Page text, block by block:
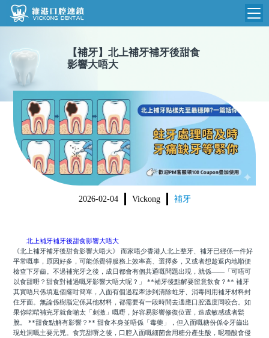
維港首頁
品牌介紹
環境設備
醫院新聞
收費標準
N
收費總表
植牙收費
根管收費
美學收費
箍牙收費
醫生團隊
門診時間
【補牙】 北上補牙補牙後甜食
影響大唔大
2026-02-04 Vickong 補牙
北上補牙補牙後甜食影響大唔大
《北上補牙補牙後甜食影響大唔大》 而家唔少香港人北上整牙、補牙已經係一件好
平常嘅事，原因好多，可能係覺得服務上效率高、選擇多，又或者想趁返內地順便
檢查下牙齒。不過補完牙之後，成日都會有個共通嘅問題出現，就係——「可唔可
以食甜嘢？甜食對補過嘅牙影響大唔大呢？」 **補牙後點解要留意飲食？** 補牙
其實唔只係填返個窿咁簡單，入面有個過程牽涉到清除蛀牙、消毒同用補牙材料封
住牙面。無論係樹脂定係其他材料，都需要有一段時間去適應口腔溫度同咬合。如
果你啱啱補完牙就食啲太「刺激」嘅嘢，好容易影響修復位置，造成敏感或者鬆
脫。 **甜食點解有影響？** 甜食本身並唔係「毒藥」，但入面嘅糖份係令牙齒出
現蛀洞嘅主要元兇。食完甜嘢之後，口腔入面嘅細菌會用糖分產生酸，呢種酸會侵